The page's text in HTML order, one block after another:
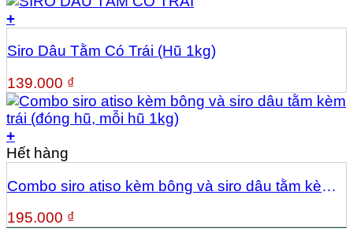
+
Siro Dâu Tằm Có Trái (Hũ 1kg)
139.000 ₫
+
Hết hàng
Combo siro atiso kèm bông và siro dâu tằm kèm
195.000 ₫